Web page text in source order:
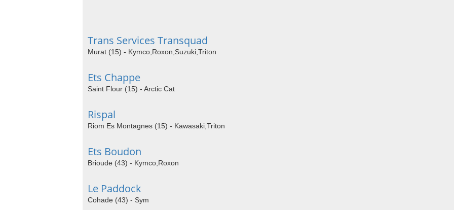
Trans Services Transquad
Murat (15) - Kymco,Roxon,Suzuki,Triton
Ets Chappe
Saint Flour (15) - Arctic Cat
Rispal
Riom Es Montagnes (15) - Kawasaki,Triton
Ets Boudon
Brioude (43) - Kymco,Roxon
Le Paddock
Cohade (43) - Sym